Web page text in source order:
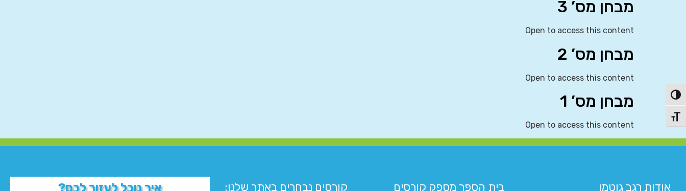
הפעל/כבה ניגודיות גבוהה
מתג גודל גופן
מבחן מס’ 3
Open to access this content
מבחן מס’ 2
Open to access this content
מבחן מס’ 1
Open to access this content
אודות רגב גוטמן
בית הספר מספק קורסים
קורסים נבחרים באתר שלנו:​